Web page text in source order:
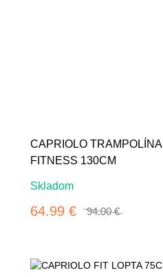
CAPRIOLO TRAMPOLÍNA
FITNESS 130CM
Skladom
64.99 € 94.00 €